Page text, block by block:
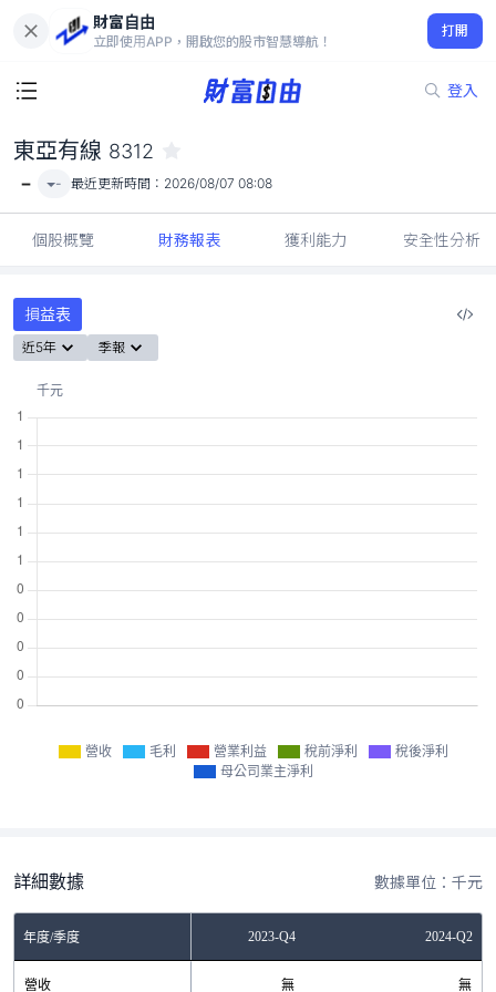
財富自由
立即使用APP，開啟您的股市智慧導航！
打開
登入
-
東亞有線 8312
- - 最近更新時間： 2026/08/07 08:08
個股概覽 財務報表 獲利能力 安全性分析
損益表
近5年 季報
營收 毛利 營業利益 稅前淨利
稅後淨利
母公司業主淨利
詳細數據 數據單位：千元
年度/季度2023-Q2 2023-Q4 2024-Q2
營收 無 無